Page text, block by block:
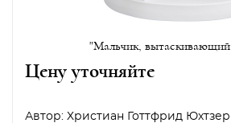
"Мальчик, вытаскивающий
Цену уточняйте
Автор: Христиан Готтфрид Юхтзер